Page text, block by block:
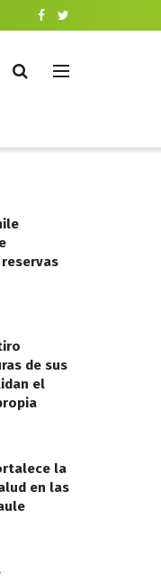
de sus
el
la
en las